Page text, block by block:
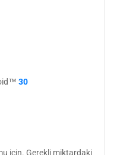
30
için. Gerekli miktardaki